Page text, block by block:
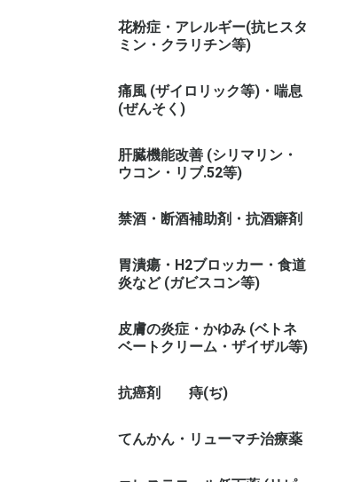
花粉症・アレルギー(抗ヒスタ
ミン・クラリチン等)
痛風 (ザイロリック等)・喘息
(ぜんそく)
肝臓機能改善 (シリマリン・
ウコン・リブ.52等)
禁酒・断酒補助剤・抗酒癖剤
胃潰瘍・H2ブロッカー・食道
炎など (ガビスコン等)
皮膚の炎症・かゆみ (ベトネ
ベートクリーム・ザイザル等)
抗癌剤 痔(ぢ)
てんかん・リューマチ治療薬